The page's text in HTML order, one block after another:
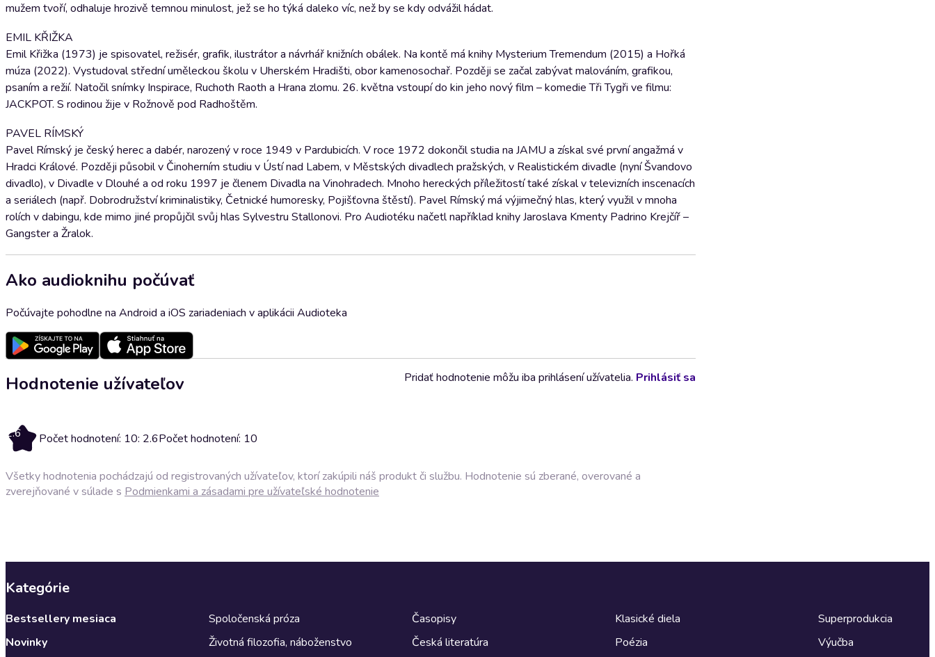
mužem tvoří, odhaluje hrozivě temnou minulost, jež se ho týká daleko víc, než by se kdy odvážil hádat.
EMIL KŘIŽKA
Emil Křižka (1973) je spisovatel, režisér, grafik, ilustrátor a návrhář knižních obálek. Na kontě má knihy Mysterium Tremendum (2015) a Hořká
múza (2022). Vystudoval střední uměleckou školu v Uherském Hradišti, obor kamenosochař. Později se začal zabývat malováním, grafikou,
psaním a režií. Natočil snímky Inspirace, Ruchoth Raoth a Hrana zlomu. 26. května vstoupí do kin jeho nový film – komedie Tři Tygři ve filmu:
JACKPOT. S rodinou žije v Rožnově pod Radhoštěm.
PAVEL RÍMSKÝ
Pavel Rímský je český herec a dabér, narozený v roce 1949 v Pardubicích. V roce 1972 dokončil studia na JAMU a získal své první angažmá v
Hradci Králové. Později působil v Činoherním studiu v Ústí nad Labem, v Městských divadlech pražských, v Realistickém divadle (nyní Švandovo
divadlo), v Divadle v Dlouhé a od roku 1997 je členem Divadla na Vinohradech. Mnoho hereckých příležitostí také získal v televizních inscenacích
a seriálech (např. Dobrodružství kriminalistiky, Četnické humoresky, Pojišťovna štěstí). Pavel Rímský má výjimečný hlas, který využil v mnoha
rolích v dabingu, kde mimo jiné propůjčil svůj hlas Sylvestru Stallonovi. Pro Audiotéku načetl například knihy Jaroslava Kmenty Padrino Krejčíř –
Gangster a Žralok.
Ako audioknihu počúvať
Počúvajte pohodlne na Android a iOS zariadeniach v aplikácii Audioteka
Hodnotenie užívateľov
2.6 Počet hodnotení: 10: 2.6Počet hodnotení: 10
Pridať hodnotenie môžu iba prihlásení užívatelia. Prihlásiť sa
Všetky hodnotenia pochádzajú od registrovaných užívateľov, ktorí zakúpili náš produkt či službu. Hodnotenie sú zberané, overované a
zverejňované v súlade s Podmienkami a zásadami pre užívateľské hodnotenie
Kategórie
Bestsellery mesiaca
Novinky
Spoločenská próza
Životná filozofia, náboženstvo
Časopisy
Česká literatúra
Klasické diela
Poézia
Superprodukcia
Výučba